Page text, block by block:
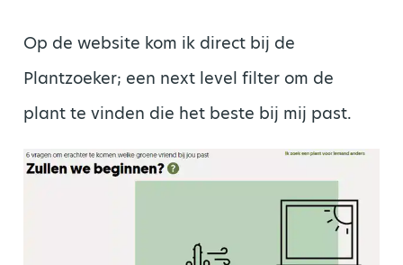
Op de website kom ik direct bij de
Plantzoeker; een next level filter om de
plant te vinden die het beste bij mij past.